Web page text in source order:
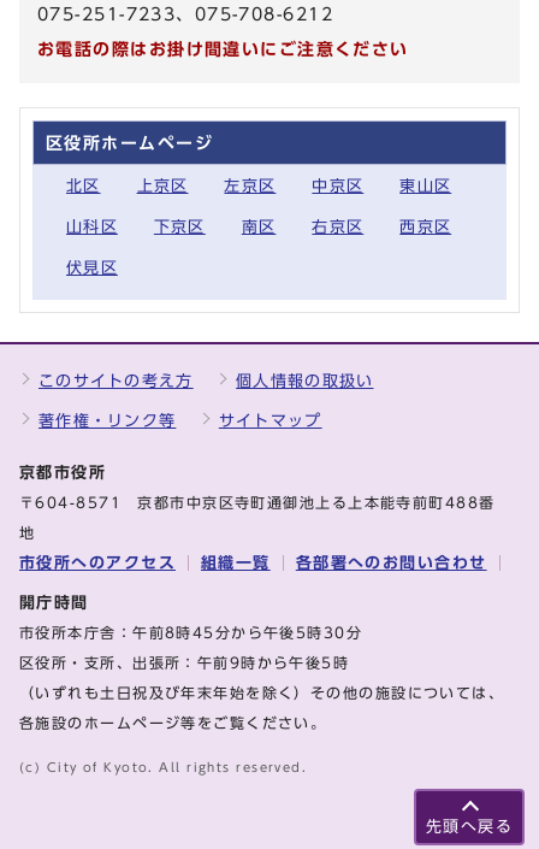
075-251-7233、075-708-6212
お電話の際はお掛け間違いにご注意ください
区役所ホームページ
北区 上京区 左京区 中京区 東山区
山科区 下京区 南区 右京区 西京区
伏見区
先頭へ戻る
このサイトの考え方 個人情報の取扱い
著作権・リンク等 サイトマップ
京都市役所
〒604-8571 京都市中京区寺町通御池上る上本能寺前町488番
地
市役所へのアクセス 組織一覧 各部署へのお問い合わせ
開庁時間
市役所本庁舎：午前8時45分から午後5時30分
区役所・支所、出張所：午前9時から午後5時
（いずれも土日祝及び年末年始を除く）その他の施設については、
各施設のホームページ等をご覧ください。
(c) City of Kyoto. All rights reserved.